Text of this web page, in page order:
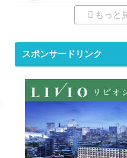
もっと
スポンサードリンク